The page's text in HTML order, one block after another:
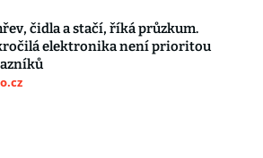
čidla a stačí, říká průzkum.
elektronika není prioritou